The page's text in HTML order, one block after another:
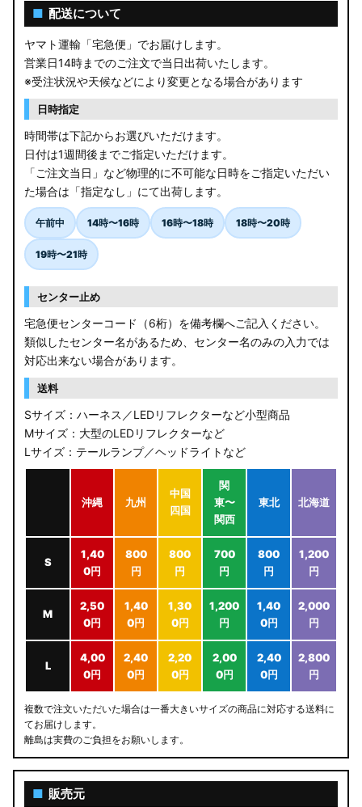
■ 配送について
ヤマト運輸「宅急便」でお届けします。
営業日14時までのご注文で当日出荷いたします。
※受注状況や天候などにより変更となる場合があります
日時指定
時間帯は下記からお選びいただけます。
日付は1週間後までご指定いただけます。
「ご注文当日」など物理的に不可能な日時をご指定いただい
た場合は「指定なし」にて出荷します。
午前中 14時〜16時 16時〜18時 18時〜20時
19時〜21時
センター止め
宅急便センターコード（6桁）を備考欄へご記入ください。
類似したセンター名があるため、センター名のみの入力では
対応出来ない場合があります。
送料
Sサイズ：ハーネス／LEDリフレクターなど小型商品
Mサイズ：大型のLEDリフレクターなど
Lサイズ：テールランプ／ヘッドライトなど
沖縄 九州
中国
四国
関
東〜
関西
東北 北海道
S
1,40
0円
800
円
800
円
700
円
800
円
1,200
円
M
2,50
0円
1,40
0円
1,30
0円
1,200
円
1,40
0円
2,000
円
L
4,00
0円
2,40
0円
2,20
0円
2,00
0円
2,40
0円
2,800
円
複数で注文いただいた場合は一番大きいサイズの商品に対応する送料に
てお届けします。
離島は実費のご負担をお願いします。
■ 販売元